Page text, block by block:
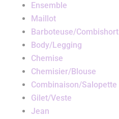
Ensemble
Maillot
Barboteuse/Combishort
Body/Legging
Chemise
Chemisier/Blouse
Combinaison/Salopette
Gilet/Veste
Jean